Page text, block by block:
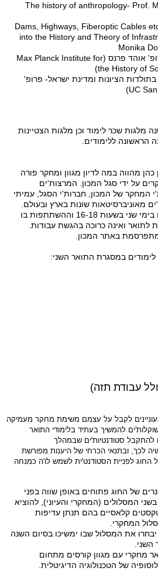
The history of anthropology- Prof.
Dams, Highways, Fiberoptic Cables
into the History and Theory of
Monika
מהי מחלה - פרופ' אוהד פרנס (Max Planck Institute for
the History of
בתולדות הציונות ומדינת ישראל- פרופ'
מלגות שכר לימוד וכן מלגות הצטיינות
הראשונה ללימודים.
מהווה במה לדיון מגוון ומחקר פורה
על ידי סגל המכון. המרצות'ים
המחקר של המכון, חברות'י הסגל, עמיתי
מאוניברסיטאות שונות בארץ ובעולם.
סמינר המחקר מתקיים בימי שני בשעות 16-18 וההשתתפות בו
לתואר ואינה כרוכה בהגשת עבודות.
באתר המכון.
לימודים במסגרת התואר השני:
עבודת תזה)
לקבל על עצמם משימת מחקר מעמיקה
להמשיך בעתיד בלימודי התואר
להתקבל סטודנטיות'ים שבמהלך
לכך, ובתנאי הכרחי של היענות מפורשת
לפניית הסטודנט'ית לשמש לו'ה כמנחה
של החוג פתוחים באופן שווה בפני
המסלולים (המחקרי והעיוני), להוציא
קלאסיים בהם תנתן עדיפות
המחקרי.
את המסלול שבו ימשיכו בסיום השנה
השני.
מחקרי עם מגוון קורסים מתחום
של הטכנולוגיה הדיגיטלית.